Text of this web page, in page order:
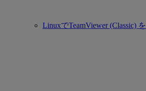
LinuxでTeamViewer (Classic)